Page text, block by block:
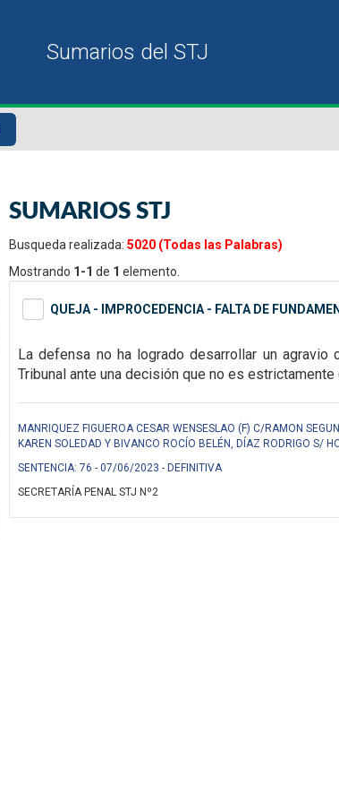
SUMARIOS STJ
Busqueda realizada: 5020 (Todas las Palabras)
Mostrando 1-1 de 1 elemento.
QUEJA - IMPROCEDENCIA - FALTA DE
La defensa no ha logrado desarrollar un agravio
Tribunal ante una decisión que no es estrictamente
MANRIQUEZ FIGUEROA CESAR WENSESLAO (F) C/RAMON
KAREN SOLEDAD Y BIVANCO ROCÍO BELÉN, DÍAZ RODRIGO S/
SENTENCIA: 76 - 07/06/2023 - DEFINITIVA
SECRETARÍA PENAL STJ Nº2